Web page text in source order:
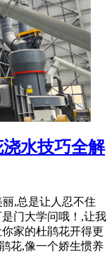
水技巧全解
,总是让人忍不住
门大学问哦！,让我
家的杜鹃花开得更
花,像一个娇生惯养